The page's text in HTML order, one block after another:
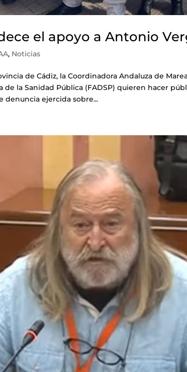
el apoyo a Antonio
, Noticias
de Cádiz, la Coordinadora Andaluza de
de la Sanidad Pública (FADSP) quieren hacer
denuncia ejercida sobre...